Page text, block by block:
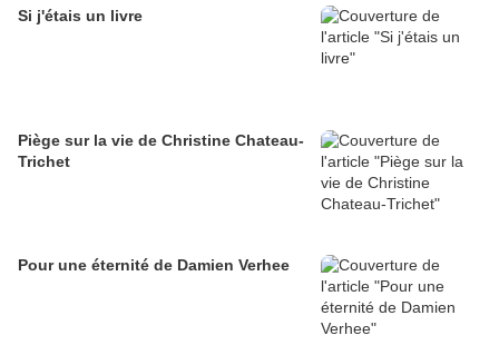
Si j'étais un livre
Piège sur la vie de Christine Chateau-
Trichet
Pour une éternité de Damien Verhee